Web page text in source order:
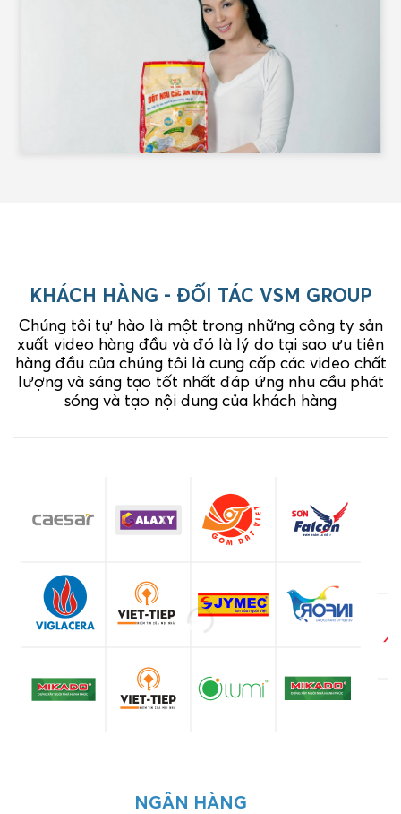
KHÁCH HÀNG - ĐỐI TÁC VSM GROUP
Chúng tôi tự hào là một trong những công ty sản
xuất video hàng đầu và đó là lý do tại sao ưu tiên
hàng đầu của chúng tôi là cung cấp các video chất
lượng và sáng tạo tốt nhất đáp ứng nhu cầu phát
sóng và tạo nội dung của khách hàng
NGÂN HÀNG